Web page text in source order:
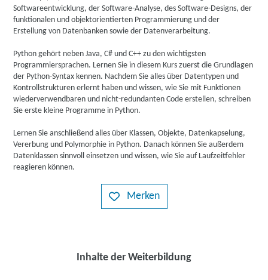
Softwareentwicklung, der Software-Analyse, des Software-Designs, der
funktionalen und objektorientierten Programmierung und der
Erstellung von Datenbanken sowie der Datenverarbeitung.
Python gehört neben Java, C# und C++ zu den wichtigsten
Programmiersprachen. Lernen Sie in diesem Kurs zuerst die Grundlagen
der Python-Syntax kennen. Nachdem Sie alles über Datentypen und
Kontrollstrukturen erlernt haben und wissen, wie Sie mit Funktionen
wiederverwendbaren und nicht-redundanten Code erstellen, schreiben
Sie erste kleine Programme in Python.
Lernen Sie anschließend alles über Klassen, Objekte, Datenkapselung,
Vererbung und Polymorphie in Python. Danach können Sie außerdem
Datenklassen sinnvoll einsetzen und wissen, wie Sie auf Laufzeitfehler
reagieren können.
Merken
Inhalte der Weiterbildung